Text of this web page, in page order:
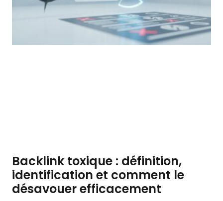
Backlink toxique : définition,
identification et comment le
désavouer efficacement